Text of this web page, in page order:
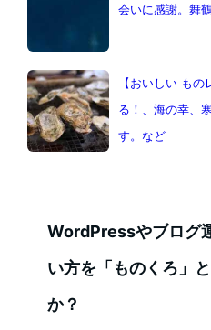
会いに感謝。舞
【おいしい も
る！、海の幸、
す。など
WordPressやブログ
い方を「ものくろ」
か？